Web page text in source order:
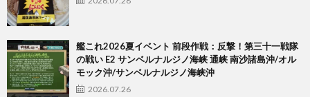
艦これ2026夏イベント 前段作戦：反撃！第三十一戦隊
の戦い E2 サンベルナルジノ海峡 通峡 南沙諸島沖/オル
モック沖/サンベルナルジノ海峡沖
2026.07.26